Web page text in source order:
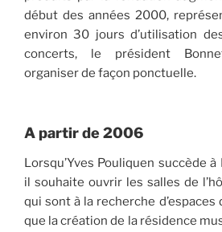
début des années 2000,
environ 30 jours d’utilisation
concerts, le président
organiser de façon ponctuelle.
A partir de 2006
Lorsqu’Yves Pouliquen succède
il souhaite ouvrir les salles de
qui sont à la recherche d’espaces
que la création de la résidence